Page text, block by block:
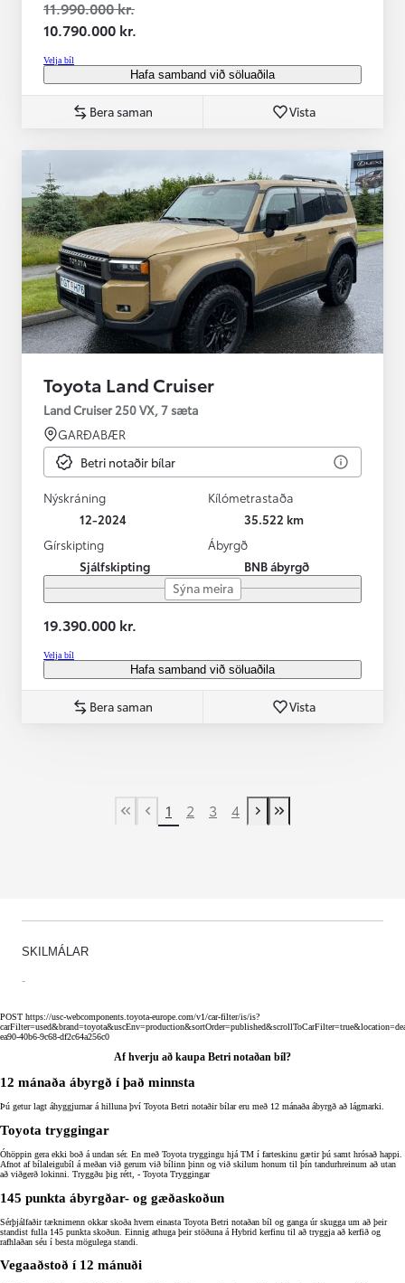
11.990.000 kr.
10.790.000 kr.
Velja bíl
Hafa samband við söluaðila
Bera saman Vista
Toyota Land Cruiser
Land Cruiser 250 VX, 7 sæta
GARÐABÆR
Betri notaðir bílar
Nýskráning
12-2024
Kílómetrastaða
35.522 km
Gírskipting
Sjálfskipting
Ábyrgð
BNB ábyrgð
Sýna meira
19.390.000 kr.
Velja bíl
Hafa samband við söluaðila
Bera saman Vista
First Page
Fyrri síða
1 2 3 4
Næsta síða
Last Page
SKILMÁLAR
-
POST https://usc-webcomponents.toyota-europe.com/v1/car-filter/is/is?
ea90-40b6-9c68-df2c64a256c0
Af hverju að kaupa Betri notaðan bíl?
12 mánaða ábyrgð í það minnsta
Þú getur lagt áhyggjurnar á hilluna því Toyota Betri notaðir bílar eru með 12 mánaða ábyrgð að lágmarki.
Toyota tryggingar
Óhöppin gera ekki boð á undan sér. En með Toyota tryggingu hjá TM í farteskinu gætir þú samt hrósað happi.
Afnot af bílaleigubíl á meðan við gerum við bílinn þinn og við skilum honum til þín tandurhreinum að utan
að viðgerð lokinni. Tryggðu þig rétt, - Toyota Tryggingar
145 punkta ábyrgðar- og gæðaskoðun
Sérþjálfaðir tæknimenn okkar skoða hvern einasta Toyota Betri notaðan bíl og ganga úr skugga um að þeir
standist fulla 145 punkta skoðun. Einnig athuga þeir stöðuna á Hybrid kerfinu til að tryggja að kerfið og
rafhlaðan séu í besta mögulega standi.
Vegaaðstoð í 12 mánuði